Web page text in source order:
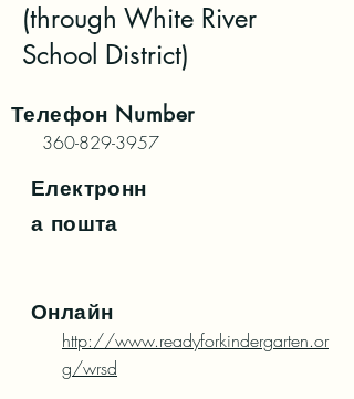
(through White River
School District)
Телефон Number
360-829-3957
Електронн
а пошта
Онлайн
http://www.readyforkindergarten.or
g/wrsd